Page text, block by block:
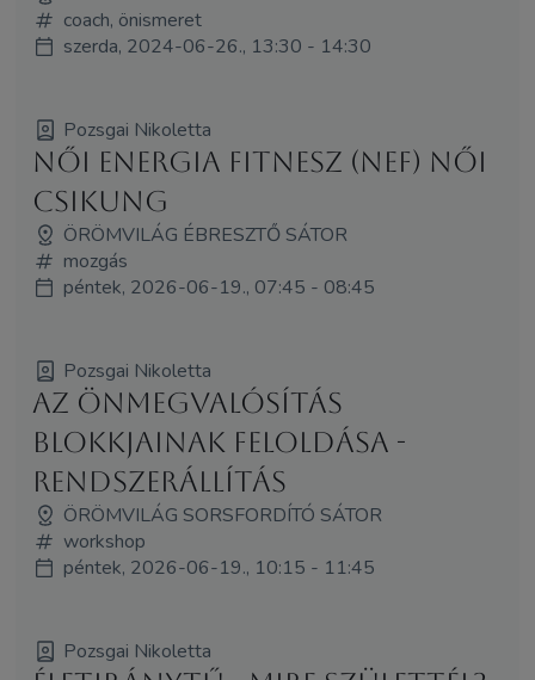
coach, önismeret
szerda, 2024-06-26., 13:30 - 14:30
Pozsgai Nikoletta
Női Energia Fitnesz (NEF) Női
Csikung
ÖRÖMVILÁG ÉBRESZTŐ SÁTOR
mozgás
péntek, 2026-06-19., 07:45 - 08:45
Pozsgai Nikoletta
Az Önmegvalósítás
Blokkjainak Feloldása -
rendszerállítás
ÖRÖMVILÁG SORSFORDÍTÓ SÁTOR
workshop
péntek, 2026-06-19., 10:15 - 11:45
Pozsgai Nikoletta